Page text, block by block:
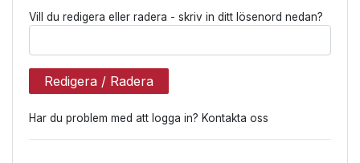
Vill du redigera eller radera - skriv in ditt lösenord nedan?
Redigera / Radera
Har du problem med att logga in? Kontakta oss